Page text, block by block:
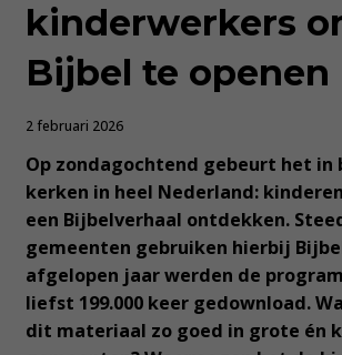
kinderwerkers
Bijbel te openen
2 februari 2026
Op zondagochtend gebeurt het in
kerken in heel Nederland:
een Bijbelverhaal ontdekken.
gemeenten gebruiken hierbij
afgelopen jaar werden de
liefst 199.000 keer gedownload.
dit materiaal zo goed in grote én